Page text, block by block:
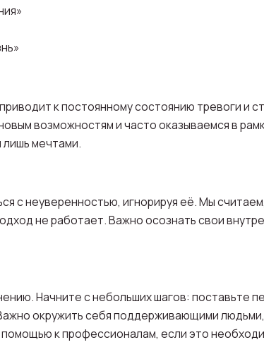
к постоянному состоянию тревоги и
возможностям и часто оказываемся в
мечтами.
с неуверенностью, игнорируя её. Мы
не работает. Важно осознать свои
Начните с небольших шагов: поставьте
окружить себя поддерживающими
к профессионалам, если это